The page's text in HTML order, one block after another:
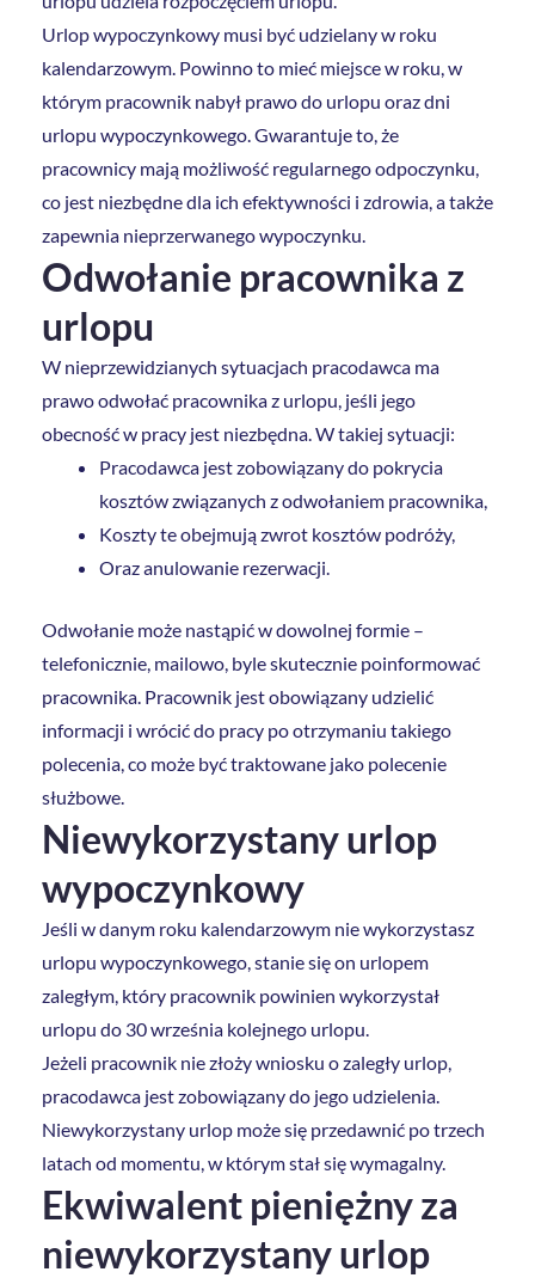
Urlop wypoczynkowy musi być udzielany w roku
kalendarzowym. Powinno to mieć miejsce w roku, w
którym pracownik nabył prawo do urlopu oraz dni
urlopu wypoczynkowego. Gwarantuje to, że
pracownicy mają możliwość regularnego odpoczynku,
co jest niezbędne dla ich efektywności i zdrowia, a także
zapewnia nieprzerwanego wypoczynku.
Odwołanie pracownika z
urlopu
W nieprzewidzianych sytuacjach pracodawca ma
prawo odwołać pracownika z urlopu, jeśli jego
obecność w pracy jest niezbędna. W takiej sytuacji:
Pracodawca jest zobowiązany do pokrycia
kosztów związanych z odwołaniem pracownika,
Koszty te obejmują zwrot kosztów podróży,
Oraz anulowanie rezerwacji.
Odwołanie może nastąpić w dowolnej formie –
telefonicznie, mailowo, byle skutecznie poinformować
pracownika. Pracownik jest obowiązany udzielić
informacji i wrócić do pracy po otrzymaniu takiego
polecenia, co może być traktowane jako polecenie
służbowe.
Niewykorzystany urlop
wypoczynkowy
Jeśli w danym roku kalendarzowym nie wykorzystasz
urlopu wypoczynkowego, stanie się on urlopem
zaległym, który pracownik powinien wykorzystał
urlopu do 30 września kolejnego urlopu.
Jeżeli pracownik nie złoży wniosku o zaległy urlop,
pracodawca jest zobowiązany do jego udzielenia.
Niewykorzystany urlop może się przedawnić po trzech
latach od momentu, w którym stał się wymagalny.
Ekwiwalent pieniężny za
niewykorzystany urlop